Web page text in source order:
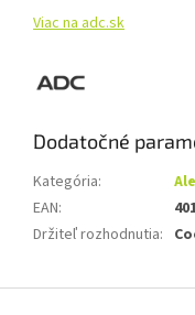
Viac na adc.sk
Dodatočné
Kategória:
EAN:
Držiteľ rozhodnutia: